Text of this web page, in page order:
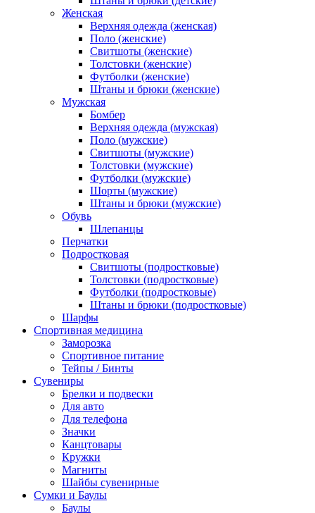
Женская
Верхняя одежда (женская)
Поло (женские)
Свитшоты (женские)
Толстовки (женские)
Футболки (женские)
Штаны и брюки (женские)
Мужская
Бомбер
Верхняя одежда (мужская)
Поло (мужские)
Свитшоты (мужские)
Толстовки (мужские)
Футболки (мужские)
Шорты (мужские)
Штаны и брюки (мужские)
Обувь
Шлепанцы
Перчатки
Подростковая
Свитшоты (подростковые)
Толстовки (подростковые)
Футболки (подростковые)
Штаны и брюки (подростковые)
Шарфы
Спортивная медицина
Заморозка
Спортивное питание
Тейпы / Бинты
Сувениры
Брелки и подвески
Для авто
Для телефона
Значки
Канцтовары
Кружки
Магниты
Шайбы сувенирные
Сумки и Баулы
Баулы